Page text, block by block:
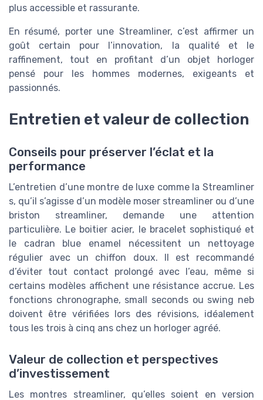
plus accessible et rassurante.
En résumé, porter une Streamliner, c’est affirmer un
goût certain pour l’innovation, la qualité et le
raffinement, tout en profitant d’un objet horloger
pensé pour les hommes modernes, exigeants et
passionnés.
Entretien et valeur de collection
Conseils pour préserver l’éclat et la
performance
L’entretien d’une montre de luxe comme la Streamliner
s, qu’il s’agisse d’un modèle moser streamliner ou d’une
briston streamliner, demande une attention
particulière. Le boitier acier, le bracelet sophistiqué et
le cadran blue enamel nécessitent un nettoyage
régulier avec un chiffon doux. Il est recommandé
d’éviter tout contact prolongé avec l’eau, même si
certains modèles affichent une résistance accrue. Les
fonctions chronographe, small seconds ou swing neb
doivent être vérifiées lors des révisions, idéalement
tous les trois à cinq ans chez un horloger agréé.
Valeur de collection et perspectives
d’investissement
Les montres streamliner, qu’elles soient en version